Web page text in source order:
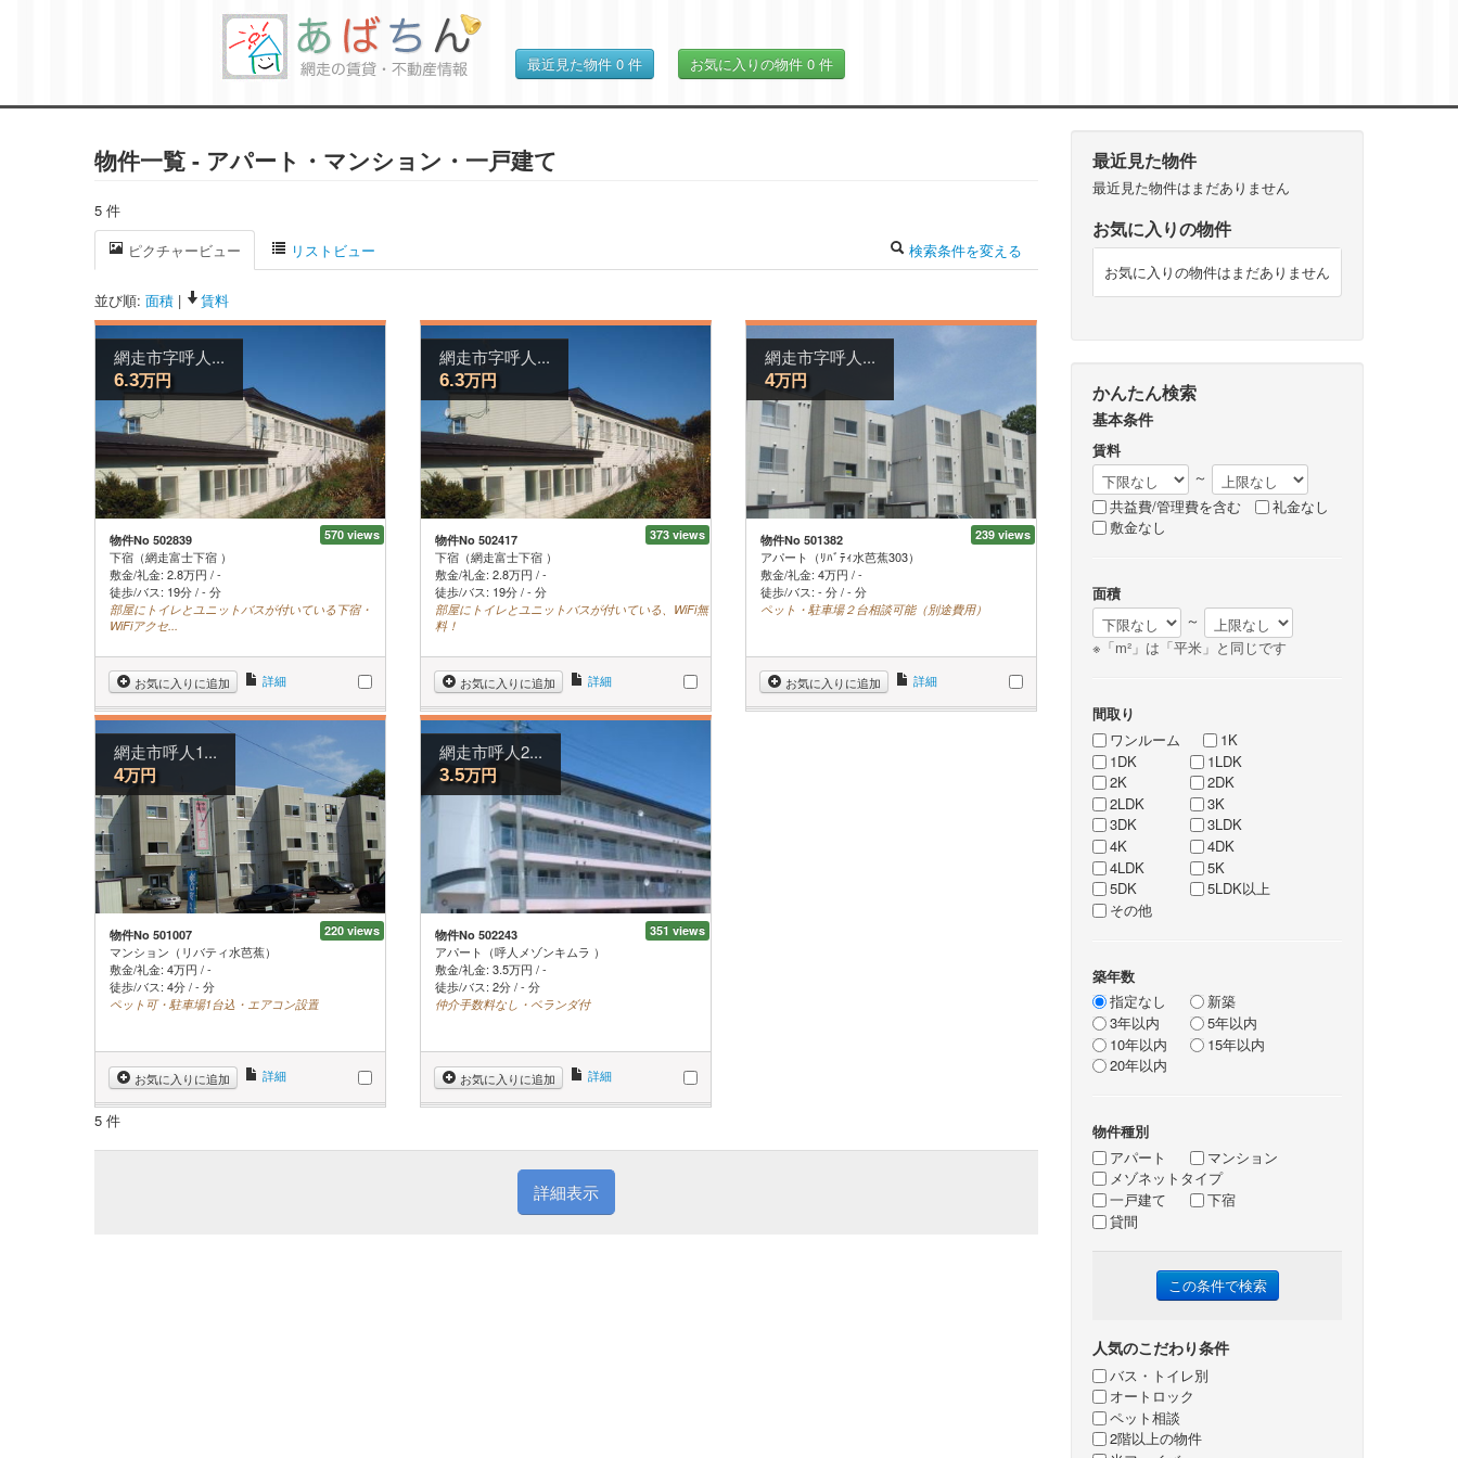
最近見た物件 0 件 お気に入りの物件 0 件
物件一覧 - アパート・マンション・一戸建て
5 件
ピクチャービュー
リストビュー 検索条件を変える
並び順: 面積 | 賃料
網走市字呼人...
6.3万円
570 views
物件No 502839
下宿（網走富士下宿 ）
敷金/礼金: 2.8万円 /-
徒歩/バス: 19分 / - 分
部屋にトイレとユニットバスが付いている下宿・
WiFiアクセ...
お気に入りに追加 詳細
網走市字呼人...
6.3万円
373 views
物件No 502417
下宿（網走富士下宿 ）
敷金/礼金: 2.8万円 /-
徒歩/バス: 19分 / - 分
部屋にトイレとユニットバスが付いている、WiFi無
料！
お気に入りに追加 詳細
網走市字呼人...
4万円
239 views
物件No 501382
アパート（ﾘﾊﾞﾃｨ水芭蕉303）
敷金/礼金: 4万円 /-
徒歩/バス: - 分 / - 分
ペット・駐車場２台相談可能（別途費用）
お気に入りに追加 詳細
網走市呼人1...
4万円
220 views
物件No 501007
マンション（リバティ水芭蕉）
敷金/礼金: 4万円 /-
徒歩/バス: 4分 / - 分
ペット可・駐車場1台込・エアコン設置
お気に入りに追加 詳細
網走市呼人2...
3.5万円
351 views
物件No 502243
アパート（呼人メゾンキムラ ）
敷金/礼金: 3.5万円 /-
徒歩/バス: 2分 / - 分
仲介手数料なし・ベランダ付
お気に入りに追加 詳細
5 件
詳細表示
最近見た物件
最近見た物件はまだありません
お気に入りの物件
お気に入りの物件はまだありません
かんたん検索
基本条件
賃料
～
共益費/管理費を含む
礼金なし
敷金なし
面積
～
※「m²」は「平米」と同じです
間取り
ワンルーム
1K
1DK
1LDK
2K
2DK
2LDK
3K
3DK
3LDK
4K
4DK
4LDK
5K
5DK
5LDK以上
その他
築年数
指定なし
新築
3年以内
5年以内
10年以内
15年以内
20年以内
物件種別
アパート
マンション
メゾネットタイプ
一戸建て
下宿
貸間
人気のこだわり条件
バス・トイレ別
オートロック
ペット相談
2階以上の物件